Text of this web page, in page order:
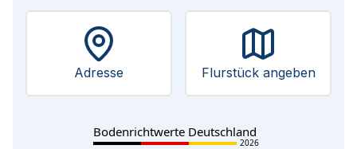
Adresse Flurstück angeben
Bodenrichtwerte Deutschland
2026